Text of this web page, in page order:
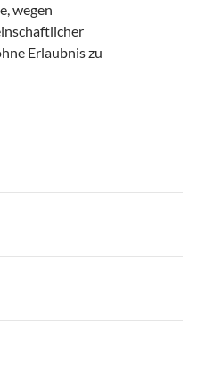
wegen
Erlaubnis zu